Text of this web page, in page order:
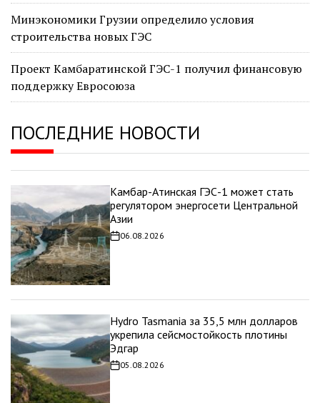
Минэкономики Грузии определило условия
строительства новых ГЭС
Проект Камбаратинской ГЭС-1 получил финансовую
поддержку Евросоюза
ПОСЛЕДНИЕ НОВОСТИ
Камбар-Атинская ГЭС-1 может стать
регулятором энергосети Центральной
Азии
Дата
записи
06.08.2026
Hydro Tasmania за 35,5 млн долларов
укрепила сейсмостойкость плотины
Эдгар
Дата
записи
05.08.2026